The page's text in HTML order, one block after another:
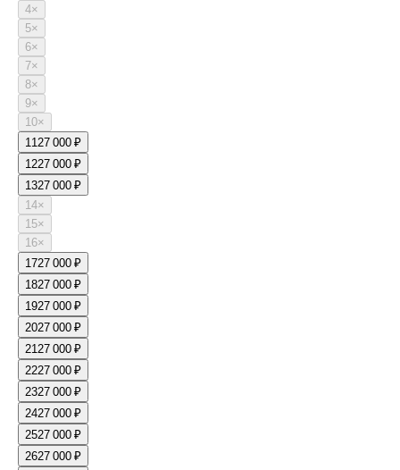
4×
5×
6×
7×
8×
9×
10×
1127 000 ₽
1227 000 ₽
1327 000 ₽
14×
15×
16×
1727 000 ₽
1827 000 ₽
1927 000 ₽
2027 000 ₽
2127 000 ₽
2227 000 ₽
2327 000 ₽
2427 000 ₽
2527 000 ₽
2627 000 ₽